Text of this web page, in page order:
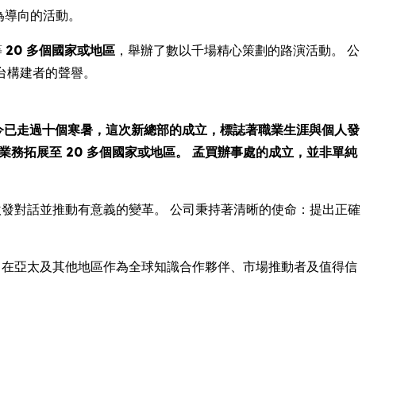
向的活動。
20 多個國家或地區 ，舉辦了數以千場精心策劃的路演活動。 公
建者的聲譽。
走過十個寒暑，這次新總部的成立，標誌著職業生涯與個人發
務拓展至 20 多個國家或地區。 孟買辦事處的成立，並非單純
對話並推動有意義的變革。 公司秉持著清晰的使命：提出正確
在亞太及其他地區作為全球知識合作夥伴、市場推動者及值得信